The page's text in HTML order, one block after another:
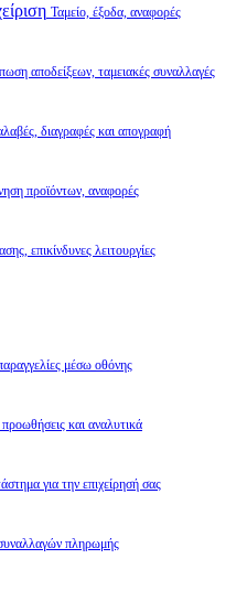
Ταμείο, έξοδα, αναφορές
αποδείξεων, ταμειακές συναλλαγές
διαγραφές και απογραφή
προϊόντων, αναφορές
επικίνδυνες λειτουργίες
μέσω οθόνης
και αναλυτικά
για την επιχείρησή σας
πληρωμής